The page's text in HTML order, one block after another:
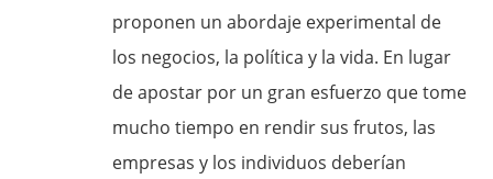
proponen un abordaje experimental de
los negocios, la política y la vida. En lugar
de apostar por un gran esfuerzo que tome
mucho tiempo en rendir sus frutos, las
empresas y los individuos deberían